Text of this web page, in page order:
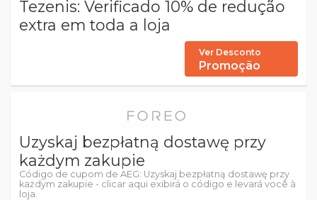
Tezenis: Verificado 10% de redução
extra em toda a loja
Ver Desconto
Promoção
Uzyskaj bezpłatną dostawę przy
każdym zakupie
Código de cupom de AEG: Uzyskaj bezpłatną dostawę przy
każdym zakupie - clicar aqui exibirá o código e levará você à
loja.